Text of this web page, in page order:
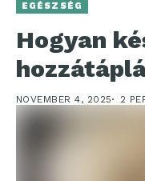
EGÉSZSÉG
Hogyan
NOVEMBER 4, 2025 2